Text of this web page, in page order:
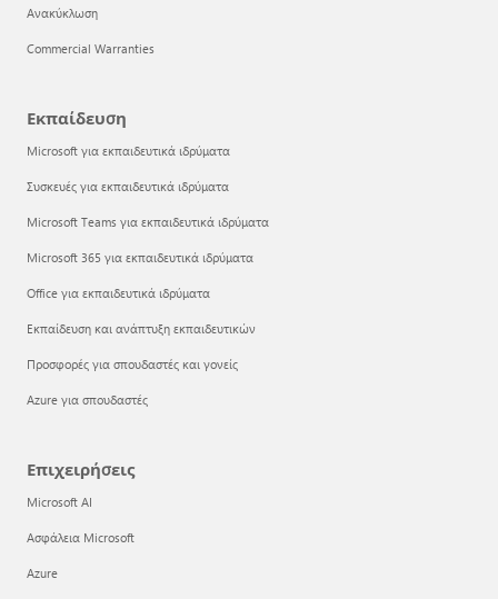
Ανακύκλωση
Commercial Warranties
Εκπαίδευση
Microsoft για εκπαιδευτικά ιδρύματα
Συσκευές για εκπαιδευτικά ιδρύματα
Microsoft Teams για εκπαιδευτικά ιδρύματα
Microsoft 365 για εκπαιδευτικά ιδρύματα
Office για εκπαιδευτικά ιδρύματα
Εκπαίδευση και ανάπτυξη εκπαιδευτικών
Προσφορές για σπουδαστές και γονείς
Azure για σπουδαστές
Επιχειρήσεις
Microsoft AI
Ασφάλεια Microsoft
Azure